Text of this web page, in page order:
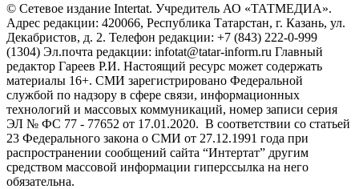
© Сетевое издание Intertat. Учредитель АО «ТАТМЕДИА».
Адрес редакции: 420066, Республика Татарстан, г. Казань, ул.
Декабристов, д. 2. Телефон редакции: +7 (843) 222-0-999
(1304) Эл.почта редакции: infotat@tatar-inform.ru Главный
редактор Гареев Р.И. Настоящий ресурс может содержать
материалы 16+. СМИ зарегистрировано Федеральной
службой по надзору в сфере связи, информационных
технологий и массовых коммуникаций, номер записи серия
ЭЛ № ФС 77 - 77652 от 17.01.2020. В соответствии со статьей
23 Федерального закона о СМИ от 27.12.1991 года при
распространении сообщений сайта “Интертат” другим
средством массовой информации гиперссылка на него
обязательна.